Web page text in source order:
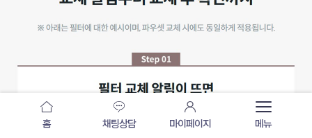
홈 채팅상담 마이페이지 메뉴